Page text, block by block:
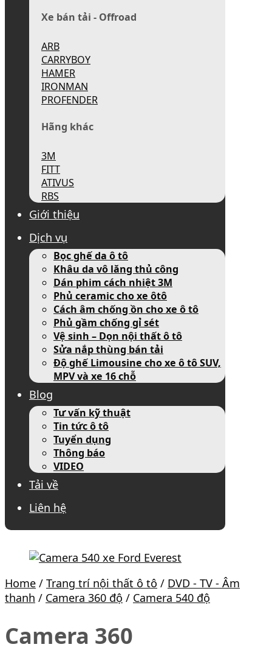
Xe bán tải - Offroad
ARB
CARRYBOY
HAMER
IRONMAN
PROFENDER
Hãng khác
3M
FITT
ATIVUS
RBS
Giới thiệu
Dịch vụ
Bọc ghế da ô tô
Khâu da vô lăng thủ công
Dán phim cách nhiệt 3M
Phủ ceramic cho xe ôtô
Cách âm chống ồn cho xe ô tô
Phủ gầm chống gỉ sét
Vệ sinh – Dọn nội thất ô tô
Sửa nắp thùng bán tải
Độ ghế Limousine cho xe ô tô SUV,
MPV và xe 16 chỗ
Blog
Tư vấn kỹ thuật
Tin tức ô tô
Tuyển dụng
Thông báo
VIDEO
Tải về
Liên hệ
Home / Trang trí nội thất ô tô / DVD - TV - Âm
thanh / Camera 360 độ / Camera 540 độ
Camera 360